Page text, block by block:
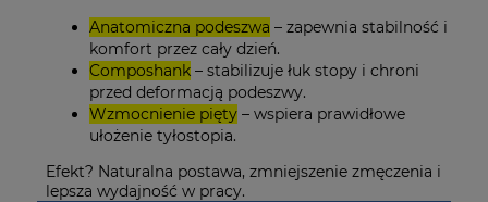
Anatomiczna podeszwa – zapewnia stabilność i
komfort przez cały dzień.
Composhank– stabilizuje łuk stopy i chroni
przed deformacją podeszwy.
Wzmocnienie pięty– wspiera prawidłowe
ułożenie tyłostopia.
Efekt? Naturalna postawa, zmniejszenie zmęczenia i
lepsza wydajność w pracy.